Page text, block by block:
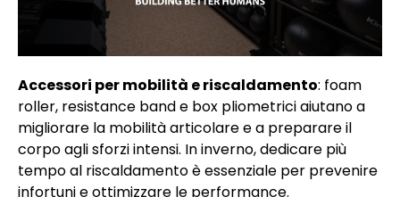
Accessori per mobilità e riscaldamento: foam
roller, resistance band e box pliometrici aiutano a
migliorare la mobilità articolare e a preparare il
corpo agli sforzi intensi. In inverno, dedicare più
tempo al riscaldamento è essenziale per prevenire
infortuni e ottimizzare le performance.